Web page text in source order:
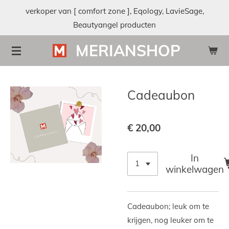
de
hoofdinhoud
MERIANSHOP
verkoper van [ comfort zone ], Eqology, LavieSage,
Beautyangel producten
Cadeaubon
€ 20,00
In
winkelwagen
Cadeaubon; leuk om te
krijgen, nog leuker om te